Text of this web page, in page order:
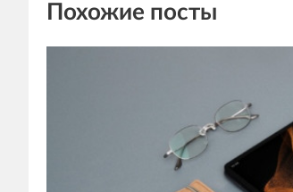
Похожие посты